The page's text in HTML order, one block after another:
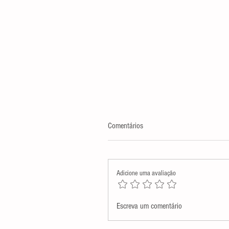
Assembleia Legislativa presta
Comentários
Adicione uma avaliação
Escreva um comentário